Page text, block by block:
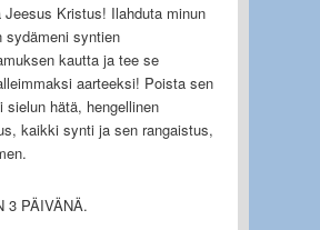
Jeesus Kristus! Ilahduta minun
sydämeni syntien
kautta ja tee se
aarteeksi! Poista sen
sielun hätä, hengellinen
kaikki synti ja sen rangaistus,
3 PÄIVÄNÄ.